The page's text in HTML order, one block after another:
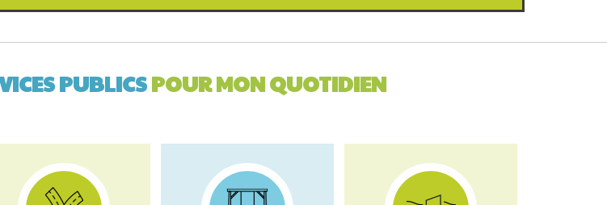
PUBLICSPOUR MON QUOTIDIEN